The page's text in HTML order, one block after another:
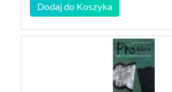
Dodaj do Koszyka